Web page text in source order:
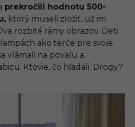
prekročili hodnotu 500-
ktorý museli zložiť, už im
rozbité rámy obrazov. Deti
ako terče pre svoje
vlámali na povalu a
Ktovie, čo hľadali. Drogy?